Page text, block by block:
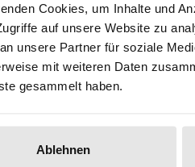
Cookies, um Inhalte und
auf unsere Website zu
unsere Partner für soziale
mit weiteren Daten
gesammelt haben.
Ablehnen
data
Darstellungen in der